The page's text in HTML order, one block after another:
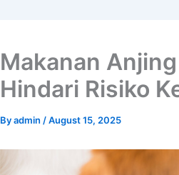
Makanan
Hindari Risiko
Byadmin /August 15, 2025